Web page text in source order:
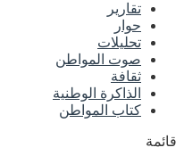
تقارير
حوار
تحليلات
صوت المواطن
ثقافة
الذاكرة الوطنية
كتاب المواطن
قائمة